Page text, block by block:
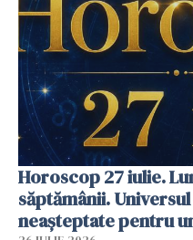
Horoscop 27 iulie.
săptămânii.
neașteptate pentru